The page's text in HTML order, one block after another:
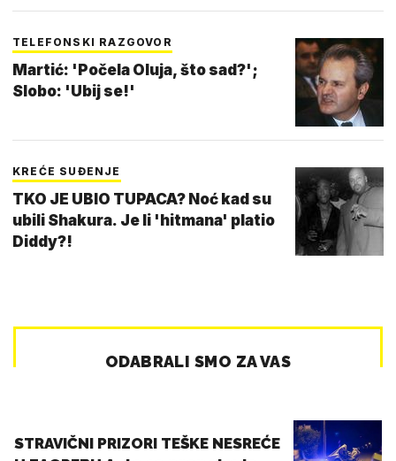
TELEFONSKI RAZGOVOR
Martić: 'Počela Oluja, što sad?';
Slobo: 'Ubij se!'
KREĆE SUĐENJE
TKO JE UBIO TUPACA? Noć kad su
ubili Shakura. Je li 'hitmana' platio
Diddy?!